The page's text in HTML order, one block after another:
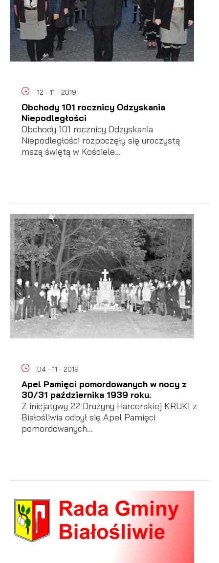
12 - 11 - 2019
Obchody 101 rocznicy Odzyskania
Niepodległości
Obchody 101 rocznicy Odzyskania
Niepodległości rozpoczęły się uroczystą
mszą świętą w Kościele...
04 - 11 - 2019
Apel Pamięci pomordowanych w nocy z
30/31 października 1939 roku.
Z inicjatywy 22 Drużyny Harcerskiej KRUKI z
Białośliwia odbył się Apel Pamięci
pomordowanych...